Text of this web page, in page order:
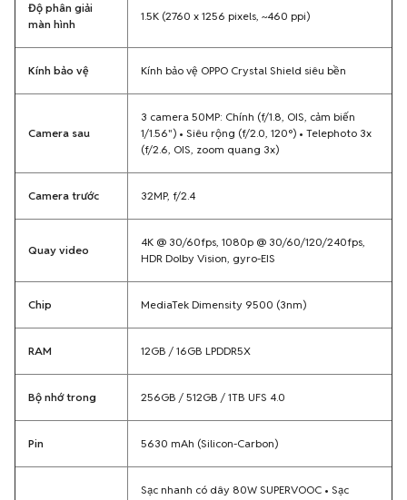
Độ phân giải
màn hình
1.5K (2760 x 1256 pixels, ~460 ppi)
Kính bảo vệ Kính bảo vệ OPPO Crystal Shield siêu bền
Camera sau
3 camera 50MP: Chính (f/1.8, OIS, cảm biến
1/1.56") • Siêu rộng (f/2.0, 120°) • Telephoto 3x
(f/2.6, OIS, zoom quang 3x)
Camera trước 32MP, f/2.4
Quay video
4K @ 30/60fps, 1080p @ 30/60/120/240fps,
HDR Dolby Vision, gyro-EIS
Chip MediaTek Dimensity 9500 (3nm)
RAM 12GB / 16GB LPDDR5X
Bộ nhớ trong 256GB / 512GB / 1TB UFS 4.0
Pin 5630 mAh (Silicon-Carbon)
Sạc nhanh có dây 80W SUPERVOOC • Sạc